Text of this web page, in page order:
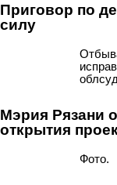
Приговор по
силу
Мэрия Рязани
открытия
Фото.